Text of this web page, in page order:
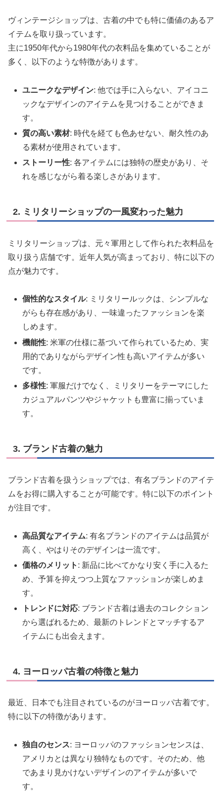
ヴィンテージショップは、古着の中でも特に価値のあるア
イテムを取り扱っています。
主に1950年代から1980年代の衣料品を集めていることが
多く、以下のような特徴があります。
ユニークなデザイン: 他では手に入らない、アイコニ
ックなデザインのアイテムを見つけることができま
す。
質の高い素材: 時代を経ても色あせない、耐久性のあ
る素材が使用されています。
ストーリー性: 各アイテムには独特の歴史があり、そ
れを感じながら着る楽しさがあります。
2. ミリタリーショップの一風変わった魅力
ミリタリーショップは、元々軍用として作られた衣料品を
取り扱う店舗です。近年人気が高まっており、特に以下の
点が魅力です。
個性的なスタイル: ミリタリールックは、シンプルな
がらも存在感があり、一味違ったファッションを楽
しめます。
機能性: 米軍の仕様に基づいて作られているため、実
用的でありながらデザイン性も高いアイテムが多い
です。
多様性: 軍服だけでなく、ミリタリーをテーマにした
カジュアルパンツやジャケットも豊富に揃っていま
す。
3. ブランド古着の魅力
ブランド古着を扱うショップでは、有名ブランドのアイテ
ムをお得に購入することが可能です。特に以下のポイント
が注目です。
高品質なアイテム: 有名ブランドのアイテムは品質が
高く、やはりそのデザインは一流です。
価格のメリット : 新品に比べてかなり安く手に入るた
め、予算を抑えつつ上質なファッションが楽しめま
す。
トレンドに対応: ブランド古着は過去のコレクション
から選ばれるため、最新のトレンドとマッチするア
イテムにも出会えます。
4. ヨーロッパ古着の特徴と魅力
最近、日本でも注目されているのがヨーロッパ古着です。
特に以下の特徴があります。
独自のセンス: ヨーロッパのファッションセンスは、
アメリカとは異なり独特なものです。そのため、他
であまり見かけないデザインのアイテムが多いで
す。